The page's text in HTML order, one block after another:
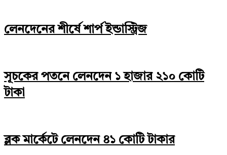
লেনদেনের শীর্ষে শার্প ইন্ডাস্ট্রিজ
সূচকের পতনে লেনদেন ১ হাজার ২১০ কোটি
টাকা
ব্লক মার্কেটে লেনদেন ৪১ কোটি টাকার